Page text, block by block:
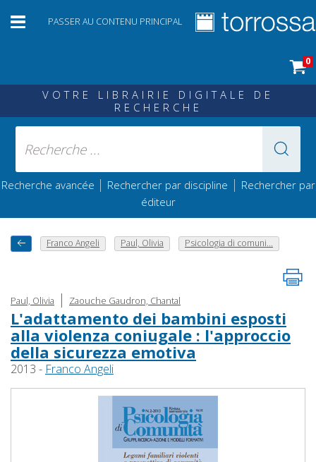
PASSER AU CONTENU PRINCIPAL
0
VOTRE LIBRAIRIE DIGITALE DE
RECHERCHE
Recherche avancée | Rechercher par discipline | Rechercher par
éditeur
Franco Angeli Paul, Olivia Psicologia di comuni...
Paul, Olivia | Zaouche Gaudron, Chantal
L'adattamento dei bambini esposti
alla violenza coniugale : l'approccio
della sicurezza emotiva
2013 - Franco Angeli